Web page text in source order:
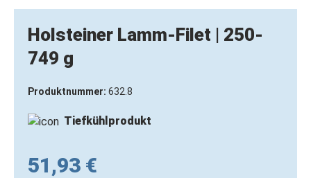
Holsteiner Lamm-Filet | 250-
749 g
Produktnummer: 632.8
Tiefkühlprodukt
51,93 €